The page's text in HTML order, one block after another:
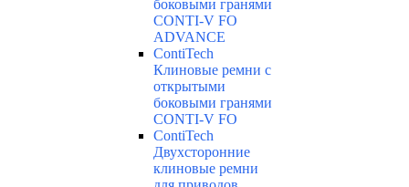
боковыми гранями
CONTI-V FO
ADVANCE
ContiTech
Клиновые ремни с
открытыми
боковыми гранями
CONTI-V FO
ContiTech
Двухсторонние
клиновые ремни